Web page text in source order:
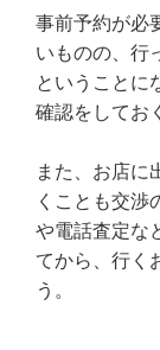
事前予約が必
いものの、行
ということに
確認をしてお
また、お店に
くことも交渉
や電話査定な
てから、行く
う。